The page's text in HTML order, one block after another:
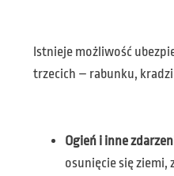
Istnieje możliwość
trzecich – rabunku,
Ogień i inne
osunięcie się ziemi,